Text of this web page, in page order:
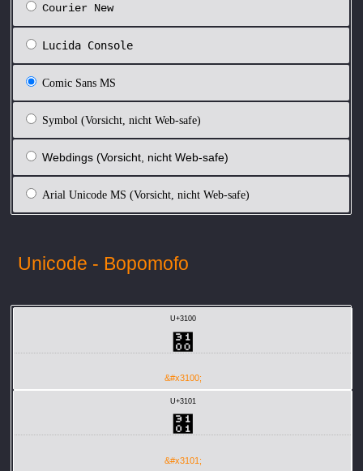
Courier New
Lucida Console
Comic Sans MS
Symbol (Vorsicht, nicht Web-safe)
Webdings (Vorsicht, nicht Web-safe)
Arial Unicode MS (Vorsicht, nicht Web-safe)
Unicode - Bopomofo
U+3100
㄀
&#x3100;
U+3101
㄁
&#x3101;